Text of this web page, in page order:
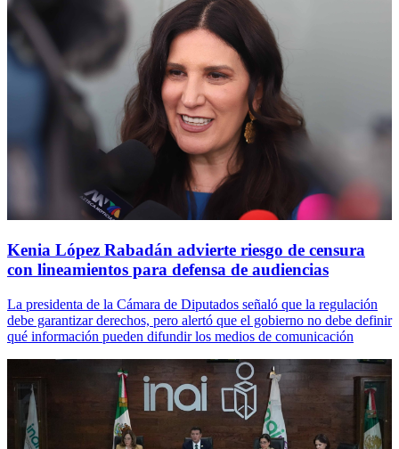
Kenia López Rabadán advierte riesgo de censura
con lineamientos para defensa de audiencias
La presidenta de la Cámara de Diputados señaló que la regulación
debe garantizar derechos, pero alertó que el gobierno no debe definir
qué información pueden difundir los medios de comunicación